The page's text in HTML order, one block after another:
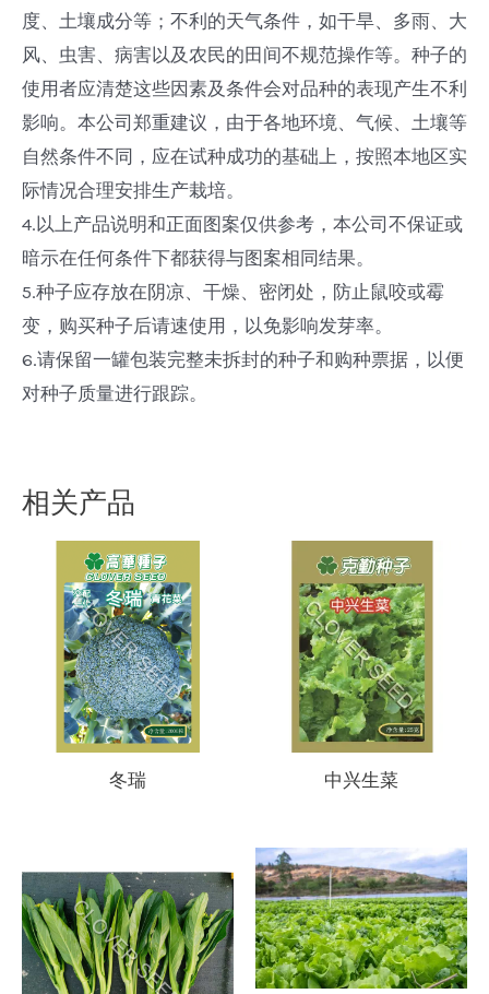
度、土壤成分等；不利的天气条件，如干旱、多雨、大
风、虫害、病害以及农民的田间不规范操作等。种子的
使用者应清楚这些因素及条件会对品种的表现产生不利
影响。本公司郑重建议，由于各地环境、气候、土壤等
自然条件不同，应在试种成功的基础上，按照本地区实
际情况合理安排生产栽培。
4.以上产品说明和正面图案仅供参考，本公司不保证或
暗示在任何条件下都获得与图案相同结果。
5.种子应存放在阴凉、干燥、密闭处，防止鼠咬或霉
变，购买种子后请速使用，以免影响发芽率。
6.请保留一罐包装完整未拆封的种子和购种票据，以便
对种子质量进行跟踪。
相关产品
冬瑞 中兴生菜